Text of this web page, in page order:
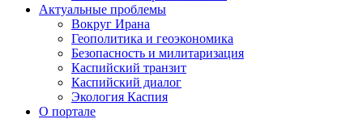
Актуальные проблемы
Вокруг Ирана
Геополитика и геоэкономика
Безопасность и милитаризация
Каспийский транзит
Каспийский диалог
Экология Каспия
О портале